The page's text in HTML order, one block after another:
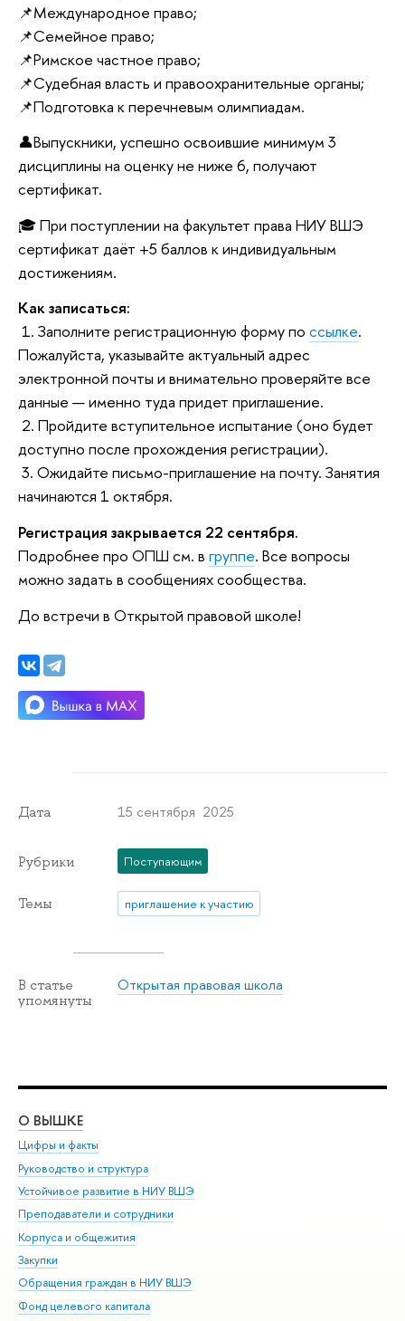
📌Международное право;
📌Семейное право;
📌Римское частное право;
📌Судебная власть и правоохранительные органы;
📌Подготовка к перечневым олимпиадам.
👤Выпускники, успешно освоившие минимум 3
дисциплины на оценку не ниже 6, получают
сертификат.
🎓 При поступлении на факультет права НИУ ВШЭ
сертификат даёт +5 баллов к индивидуальным
достижениям.
Как записаться:
1. Заполните регистрационную форму по ссылке.
Пожалуйста, указывайте актуальный адрес
электронной почты и внимательно проверяйте все
данные — именно туда придет приглашение.
2. Пройдите вступительное испытание (оно будет
доступно после прохождения регистрации).
3. Ожидайте письмо-приглашение на почту. Занятия
начинаются 1 октября.
Регистрация закрывается 22 сентября.
Подробнее про ОПШ см. в группе. Все вопросы
можно задать в сообщениях сообщества.
До встречи в Открытой правовой школе!
Дата 15 сентября 2025
Рубрики Поступающим
Темы приглашение к участию
В статье
упомянуты
Открытая правовая школа
О ВЫШКЕ
Цифры и факты
Руководство и структура
Устойчивое развитие в НИУ ВШЭ
Преподаватели и сотрудники
Корпуса и общежития
Закупки
Обращения граждан в НИУ ВШЭ
Фонд целевого капитала